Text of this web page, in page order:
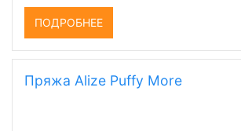
ПОДРОБНЕЕ
Пряжа Alize Puffy More